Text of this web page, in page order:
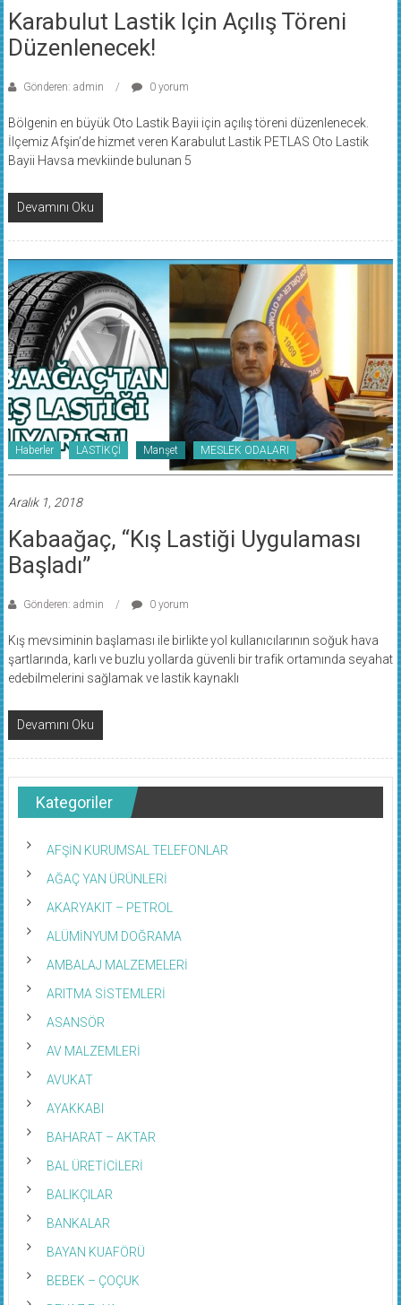
Karabulut Lastik Için Açılış Töreni
Düzenlenecek!
Gönderen: admin 0 yorum
Bölgenin en büyük Oto Lastik Bayii için açılış töreni düzenlenecek.
İlçemiz Afşin’de hizmet veren Karabulut Lastik PETLAS Oto Lastik
Bayii Havsa mevkiinde bulunan 5
Devamını Oku
Haberler LASTİKÇİ Manşet MESLEK ODALARI
Aralık 1, 2018
Kabaağaç, “Kış Lastiği Uygulaması
Başladı”
Gönderen: admin 0 yorum
Kış mevsiminin başlaması ile birlikte yol kullanıcılarının soğuk hava
şartlarında, karlı ve buzlu yollarda güvenli bir trafik ortamında seyahat
edebilmelerini sağlamak ve lastik kaynaklı
Devamını Oku
Kategoriler
AFŞİN KURUMSAL TELEFONLAR
AĞAÇ YAN ÜRÜNLERİ
AKARYAKIT – PETROL
ALÜMİNYUM DOĞRAMA
AMBALAJ MALZEMELERİ
ARITMA SİSTEMLERİ
ASANSÖR
AV MALZEMLERİ
AVUKAT
AYAKKABI
BAHARAT – AKTAR
BAL ÜRETİCİLERİ
BALIKÇILAR
BANKALAR
BAYAN KUAFÖRÜ
BEBEK – ÇOÇUK